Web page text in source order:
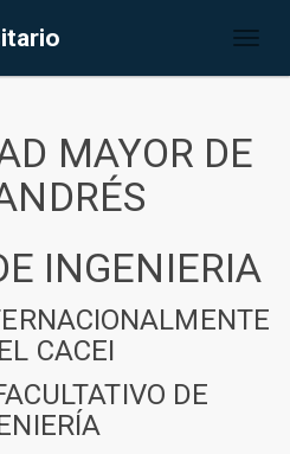
MAYOR DE
INGENIERIA
CACEI
DE